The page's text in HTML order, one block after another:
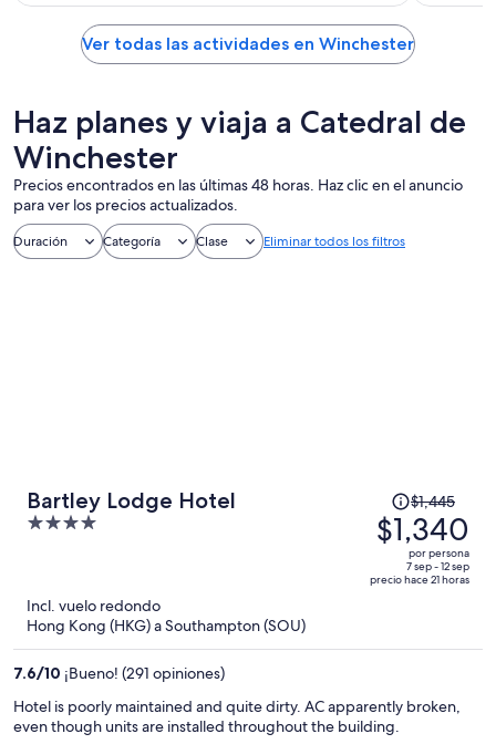
Ver todas las actividades en Winchester
Haz planes y viaja a Catedral de
Winchester
Precios encontrados en las últimas 48 horas. Haz clic en el anuncio
para ver los precios actualizados.
Duración Categoría Clase Eliminar todos los filtros
Bartley Lodge Hotel
4
precio
era
$1,445
$1,340
por
$1,445
$1,340
por persona
7 sep - 12 sep
precio hace 21 horas
Incl. vuelo redondo
Hong Kong (HKG) a Southampton (SOU)
7.6/10 ¡Bueno! (291 opiniones)
Hotel is poorly maintained and quite dirty. AC apparently broken,
even though units are installed throughout the building.